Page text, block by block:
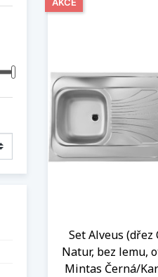
Set Alveus (dřez
Natur, bez lemu,
Mintas Černá/